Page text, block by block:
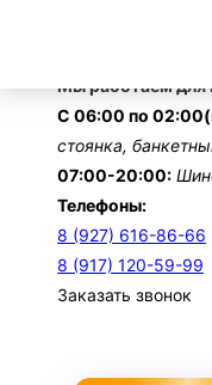
Мы работаем для
С 06:00 по
стоянка,
07:00-20:00:
Телефоны:
8 (927) 616-86-66
8 (917) 120-59-99
Заказать звонок